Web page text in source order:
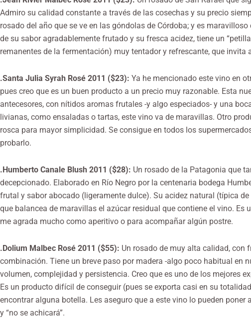
Admiro su calidad constante a través de las cosechas y su precio
rosado del año que se ve en las góndolas de Córdoba; y es
de su sabor agradablemente frutado y su fresca acidez, tiene un
remanentes de la fermentación) muy tentador y refrescante, que
.Santa Julia Syrah Rosé 2011 ($23): Ya he mencionado este vino en
pues creo que es un buen producto a un precio muy razonable. Esta
antecesores, con nítidos aromas frutales -y algo especiados- y una
livianas, como ensaladas o tartas, este vino va de maravillas. Otro
rosca para mayor simplicidad. Se consigue en todos los
probarlo.
.Humberto Canale Blush 2011 ($28): Un rosado de la Patagonia que
decepcionado. Elaborado en Río Negro por la centenaria bodega
frutal y sabor abocado (ligeramente dulce). Su acidez natural (típica
que balancea de maravillas el azúcar residual que contiene el vino. Es
me agrada mucho como aperitivo o para acompañar algún postre.
.Dolium Malbec Rosé 2011 ($55): Un rosado de muy alta calidad, con
combinación. Tiene un breve paso por madera -algo poco habitual en
volumen, complejidad y persistencia. Creo que es uno de los mejores
Es un producto difícil de conseguir (pues se exporta casi en su
encontrar alguna botella. Les aseguro que a este vino lo pueden poner
y “no se achicará”.